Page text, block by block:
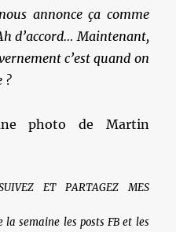
annonce ça comme
d’accord… Maintenant,
c’est quand on
?
photo de Martin
ET PARTAGEZ MES
la semaine les posts FB et les